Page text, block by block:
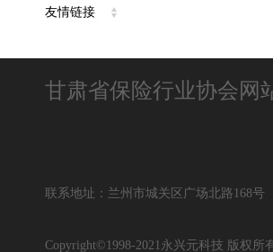
友情链接
甘肃省保险行业协会网
联系地址：兰州市城关区广场北路168号
Copyright©1998-2021永兴元科技 版权所